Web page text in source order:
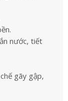
nước, tiết
gãy gập,